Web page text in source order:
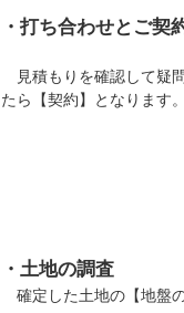
・打ち合わせとご契
見積もりを確認して疑
たら【契約】となります。
・土地の調査
確定した土地の【地盤